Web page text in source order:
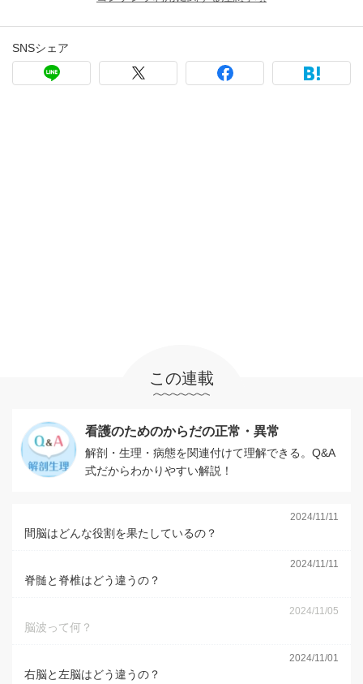
SNSシェア
この連載
看護のためのからだの正常・異常
解剖・生理・病態を関連付けて理解できる。Q&A
式だからわかりやすい解説！
2024/11/11
間脳はどんな役割を果たしているの？
2024/11/11
脊髄と脊椎はどう違うの？
2024/11/05
脳波って何？
2024/11/01
右脳と左脳はどう違うの？